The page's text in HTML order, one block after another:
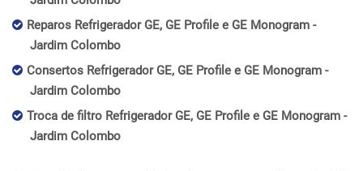
Reparos Refrigerador GE, GE Profile e GE Monogram -
Jardim Colombo
Consertos Refrigerador GE, GE Profile e GE Monogram -
Jardim Colombo
Troca de filtro Refrigerador GE, GE Profile e GE Monogram -
Jardim Colombo